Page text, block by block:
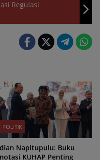
Regulasi
POLITIK
Napitupulu: Buku
KUHAP Penting